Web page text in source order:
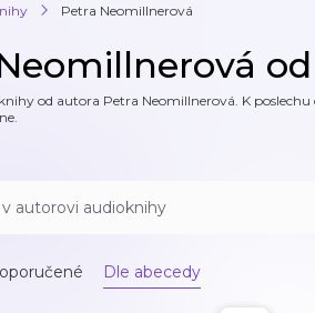
Petra Neomillnerová
od autora Petra Neomillnerová. K
Dle abecedy